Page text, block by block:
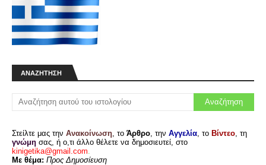
ΑΝΑΖΉΤΗΣΗ
Στείλτε μας την Ανακοίνωση , το Άρθρο , την Αγγελία , το Βίντεο , τη
γνώμη σας, ή ο,τι άλλο θέλετε να δημοσιευτεί, στο
kinigetika@gmail.com
Με θέμα: Προς Δημοσίευση